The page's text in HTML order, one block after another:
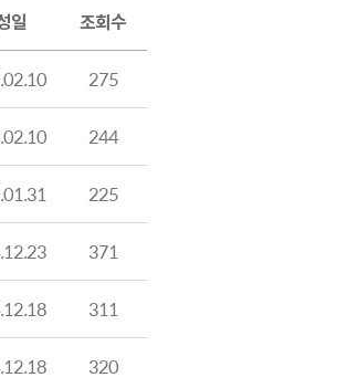
일 조회수
275
244
225
371
311
320